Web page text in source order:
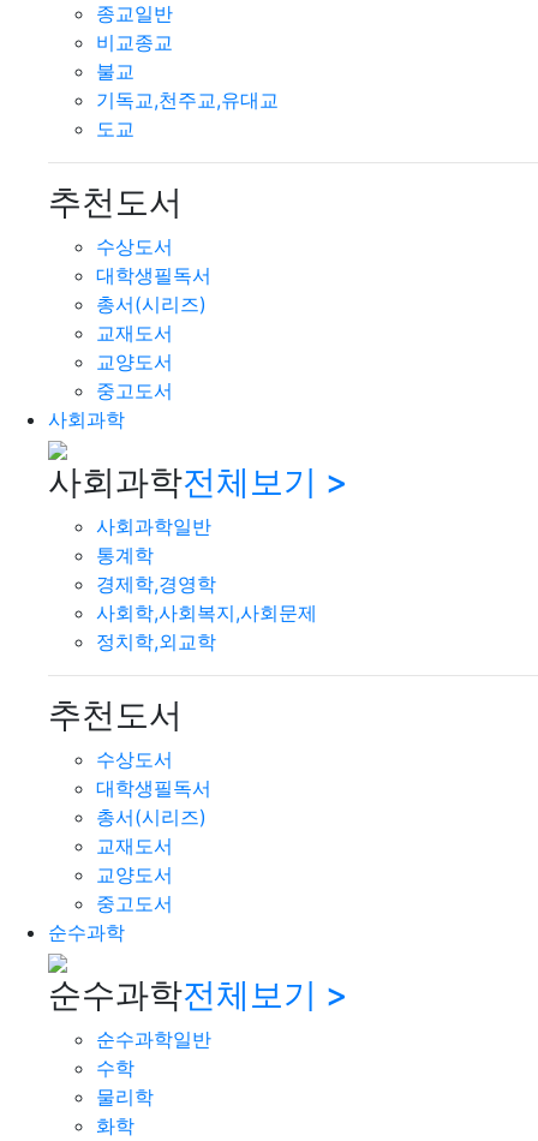
종교일반
비교종교
불교
기독교,천주교,유대교
도교
추천도서
수상도서
대학생필독서
총서(시리즈)
교재도서
교양도서
중고도서
사회과학
사회과학전체보기 >
사회과학일반
통계학
경제학,경영학
사회학,사회복지,사회문제
정치학,외교학
추천도서
수상도서
대학생필독서
총서(시리즈)
교재도서
교양도서
중고도서
순수과학
순수과학전체보기 >
순수과학일반
수학
물리학
화학